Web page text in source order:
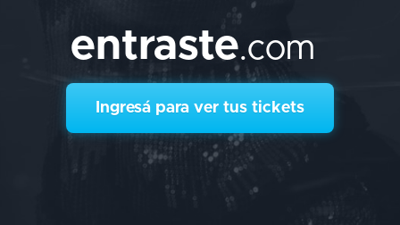
entraste.com
Ingresá para ver tus tickets